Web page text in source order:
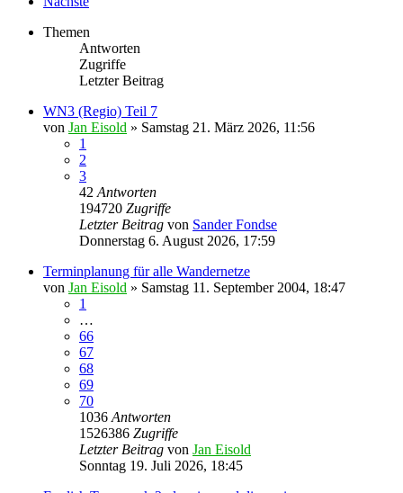
Themen
Antworten
Zugriffe
Letzter Beitrag
WN3 (Regio) Teil 7
von Jan Eisold » Samstag 21. März 2026, 11:56
1
2
3
42 Antworten
194720 Zugriffe
Letzter Beitrag von Sander Fondse
Donnerstag 6. August 2026, 17:59
Terminplanung für alle Wandernetze
von Jan Eisold » Samstag 11. September 2004, 18:47
1
…
66
67
68
69
70
1036 Antworten
1526386 Zugriffe
Letzter Beitrag von Jan Eisold
Sonntag 19. Juli 2026, 18:45